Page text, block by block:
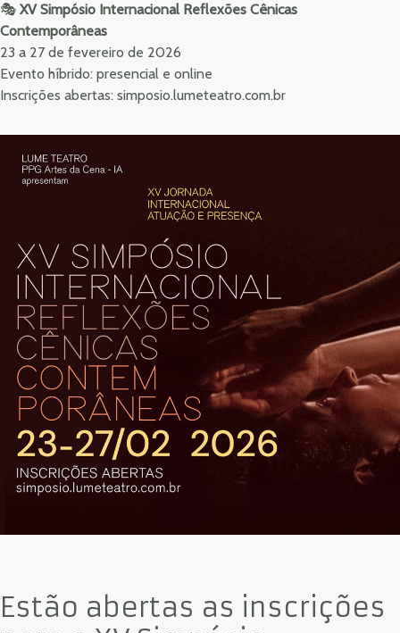
🎭 XV Simpósio Internacional Reflexões Cênicas
Contemporâneas
23 a 27 de fevereiro de 2026
Evento híbrido: presencial e online
Inscrições abertas: simposio.lumeteatro.com.br
Estão abertas as inscrições